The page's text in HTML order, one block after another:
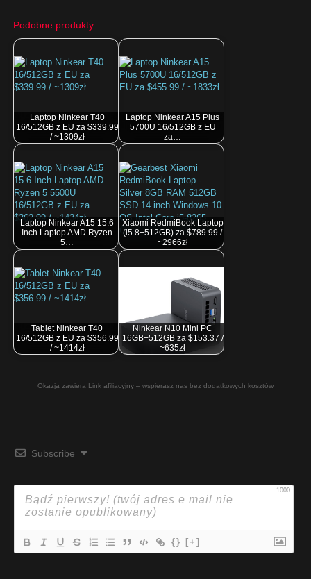
Podobne produkty:
Laptop Ninkear T40
16/512GB z EU za $339.99
/ ~1309zł
Laptop Ninkear A15 Plus
5700U 16/512GB z EU
za…
Laptop Ninkear A15 15.6
Inch Laptop AMD Ryzen
5…
Xiaomi RedmiBook Laptop
(i5 8+512GB) za $789.99 /
~2966zł
Tablet Ninkear T40
16/512GB z EU za $356.99
/ ~1414zł
Ninkear N10 Mini PC
16GB+512GB za $153.37 /
~635zł
Okazja zawiera Link afiliacyjny – wspierasz nas bez dodatkowych kosztów
Subscribe
1000
{} [+]